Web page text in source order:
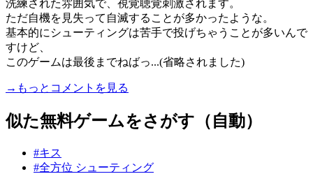
洗練された雰囲気で、視覚聴覚刺激されます。
ただ自機を見失って自滅することが多かったような。
基本的にシューティングは苦手で投げちゃうことが多いんで
すけど、
このゲームは最後までねばっ...(省略されました)
→もっとコメントを見る
似た無料ゲームをさがす（自動）
#キス
#全方位 シューティング